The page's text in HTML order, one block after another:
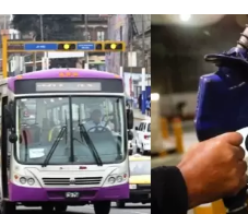
Cierre obligatorio si incumplen